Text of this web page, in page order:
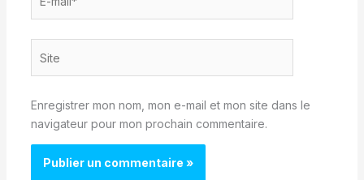
mail*
Enregistrer mon nom, mon e-mail et mon site dans le
navigateur pour mon prochain commentaire.